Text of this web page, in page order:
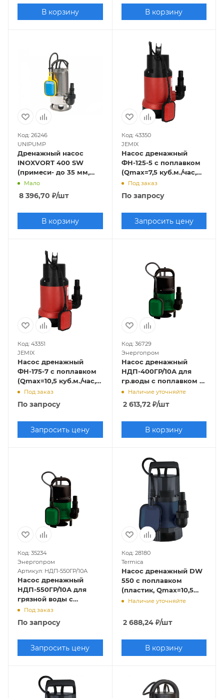
В корзину В корзину
Код: 26246
UNIPUMP
Дренажный насос
INOXVORT 400 SW
(примеси- до 35 мм,
400Вт, Hmax-6,5м,
Qmax-133 л/мин)
Мало
8 396,70 ₽/шт
В корзину
Код: 43350
JEMIX
Насос дренажный
ФН-125-5 с поплавком
(Qmax=7,5 куб.м./час,
Hmax=5 м., 400 Вт,
Под заказ
По запросу
Запросить цену
Код: 43351
JEMIX
Насос дренажный
ФН-175-7 с поплавком
(Qmax=10,5 куб.м./час,
Hmax=7 м., 550 Вт,
кабель 8 м.)
Под заказ
По запросу
Запросить цену
Код: 36729
Энергопром
Насос дренажный
НДП-400ГР/10А для
гр.воды с поплавком (
Qmax=7,5 куб.м./час,
Hmax=5 м., 400 Вт)
Наличие уточняйте
2 613,72₽/шт
В корзину
Код: 35234
Энергопром
Артикул: НДП-550ГР/10А
Насос дренажный
НДП-550ГР/10А для
грязной воды с
поплавком (Qmax=9,6
550 Вт)
Под заказ
По запросу
Запросить цену
Код: 28180
Termica
Насос дренажный DW
550 с поплавком
(пластик, Qmax=10,5
куб.м./час, Hmax=7 м.,
Наличие уточняйте
2 688,24₽/шт
В корзину